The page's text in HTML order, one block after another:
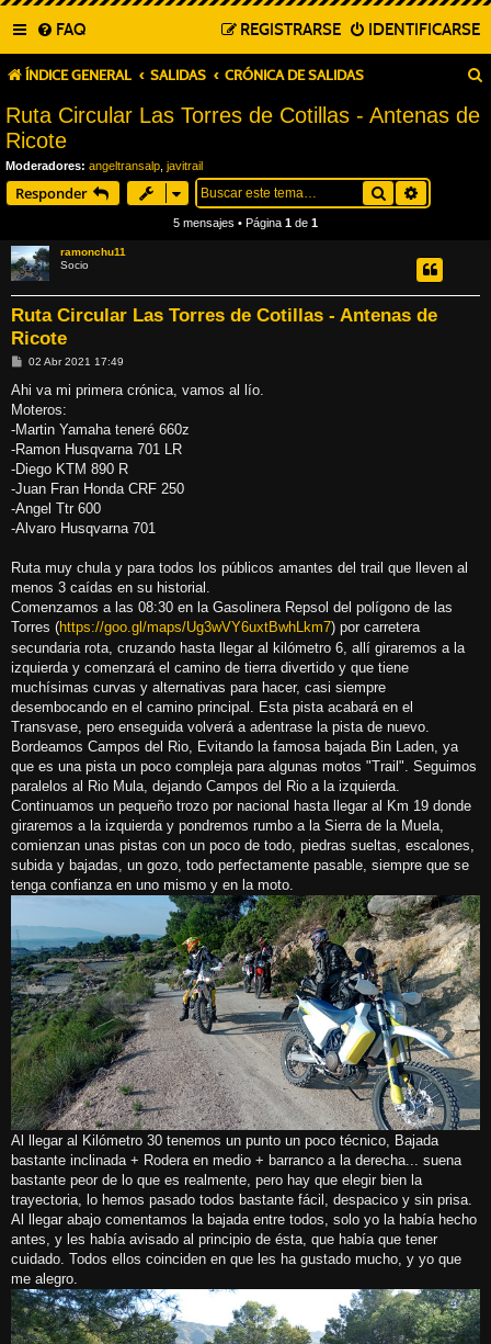
FAQ IDENTIFICARSE
REGISTRARSE
ÍNDICE GENERAL SALIDAS CRÓNICA DE SALIDAS
Ruta Circular Las Torres de Cotillas - Antenas de
Ricote
Moderadores: angeltransalp javitrail
Responder Buscar
5 mensajes • Página 1 de 1
ramonchu11
Socio
Ruta Circular Las Torres de Cotillas - Antenas de
Ricote
M
n
a
j
02 Abr 2021 17:49
Ahi va mi primera crónica, vamos al lío.
Moteros:
-Martin Yamaha teneré 660z
-Ramon Husqvarna 701 LR
-Diego KTM 890 R
-Juan Fran Honda CRF 250
-Angel Ttr 600
-Alvaro Husqvarna 701
Ruta muy chula y para todos los públicos amantes del trail que lleven al
menos 3 caídas en su historial.
Comenzamos a las 08:30 en la Gasolinera Repsol del polígono de las
Torres (https://goo.gl/maps/Ug3wVY6uxtBwhLkm7) por carretera
secundaria rota, cruzando hasta llegar al kilómetro 6, allí giraremos a la
izquierda y comenzará el camino de tierra divertido y que tiene
muchísimas curvas y alternativas para hacer, casi siempre
desembocando en el camino principal. Esta pista acabará en el
Transvase, pero enseguida volverá a adentrase la pista de nuevo.
Bordeamos Campos del Rio, Evitando la famosa bajada Bin Laden, ya
que es una pista un poco compleja para algunas motos "Trail". Seguimos
paralelos al Rio Mula, dejando Campos del Rio a la izquierda.
Continuamos un pequeño trozo por nacional hasta llegar al Km 19 donde
giraremos a la izquierda y pondremos rumbo a la Sierra de la Muela,
comienzan unas pistas con un poco de todo, piedras sueltas, escalones,
subida y bajadas, un gozo, todo perfectamente pasable, siempre que se
tenga confianza en uno mismo y en la moto.
Al llegar al Kilómetro 30 tenemos un punto un poco técnico, Bajada
bastante inclinada + Rodera en medio + barranco a la derecha... suena
bastante peor de lo que es realmente, pero hay que elegir bien la
trayectoria, lo hemos pasado todos bastante fácil, despacico y sin prisa.
Al llegar abajo comentamos la bajada entre todos, solo yo la había hecho
antes, y les había avisado al principio de ésta, que había que tener
cuidado. Todos ellos coinciden en que les ha gustado mucho, y yo que
me alegro.